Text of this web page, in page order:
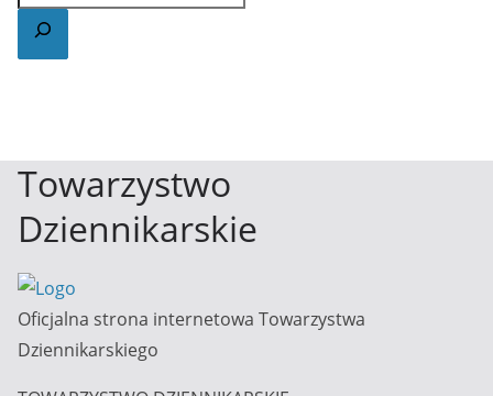
Towarzystwo
Dziennikarskie
Oficjalna strona internetowa Towarzystwa
Dziennikarskiego